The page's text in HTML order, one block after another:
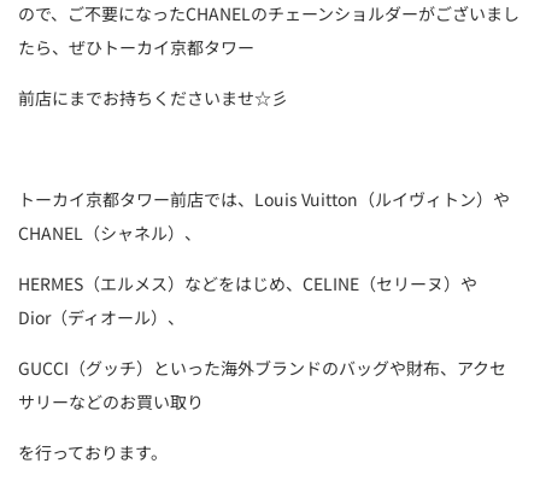
ので、ご不要になったCHANELのチェーンショルダーがございまし
たら、ぜひトーカイ京都タワー
前店にまでお持ちくださいませ☆彡
トーカイ京都タワー前店では、Louis Vuitton（ルイヴィトン）や
CHANEL（シャネル）、
HERMES（エルメス）などをはじめ、CELINE（セリーヌ）や
Dior（ディオール）、
GUCCI（グッチ）といった海外ブランドのバッグや財布、アクセ
サリーなどのお買い取り
を行っております。